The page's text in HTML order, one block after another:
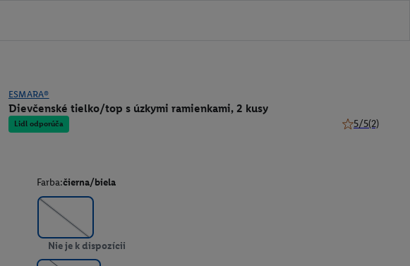
ESMARA®
Dievčenské tielko/top s úzkymi ramienkami, 2 kusy
Lidl odporúča 5/5(2)
Farba:čierna/biela
Nie je k dispozícii